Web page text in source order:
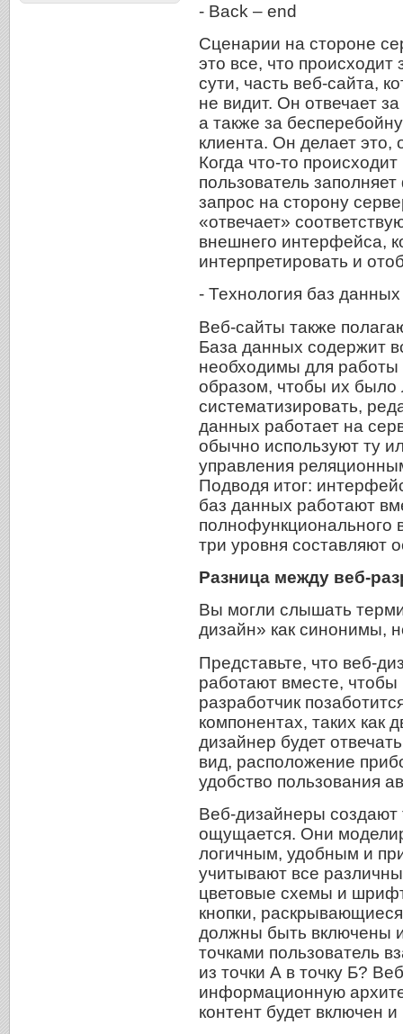
- Back – end
Сценарии на стороне
это все, что происходит
сути, часть веб-сайта,
не видит. Он отвечает
а также за
клиента. Он делает
Когда что-то
пользователь
запрос на сторону
«отвечает»
внешнего интерфейса,
интерпретировать и
- Технология баз данных
Веб-сайты также
База данных содержит
необходимы для работы
образом, чтобы их было
систематизировать,
данных работает на
обычно используют ту
управления
Подводя итог:
баз данных работают
полнофункционального
три уровня составляют
Разница между веб-
Вы могли слышать
дизайн» как синонимы,
Представьте, что веб-
работают вместе,
разработчик
компонентах, таких как
дизайнер будет
вид, расположение
удобство пользования
Веб-дизайнеры создают
ощущается. Они
логичным, удобным и
учитывают все
цветовые схемы и
кнопки,
должны быть включены
точками пользователь
из точки А в точку Б?
информационную
контент будет включен